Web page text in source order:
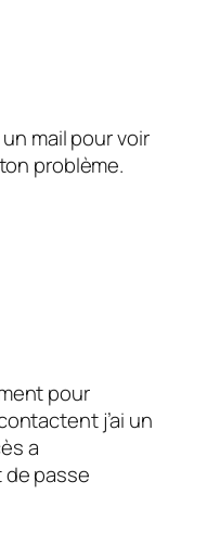
mail pour voir
problème.
pour
j’ai un
a
de passe